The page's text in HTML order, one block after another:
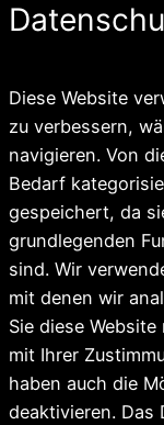
Diese Website
zu verbessern,
navigieren. Von
Bedarf
gespeichert, da
grundlegenden
sind. Wir
mit denen wir
Sie diese
mit Ihrer
haben auch die
deaktivieren. Das